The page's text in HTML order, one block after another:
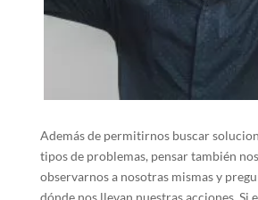
Además de permitirnos buscar
tipos de problemas, pensar también
observarnos a nosotras mismas y
dónde nos llevan nuestras acciones. Si